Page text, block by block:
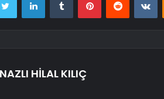
NAZLI HİLAL KILIÇ